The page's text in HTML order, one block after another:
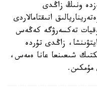
ونىڭ زاڭدى
انىقتامالاردى
تەكسەرۋگە كەڭەس
زاڭدى تۇردە
شىعىنعا عانا ەمەس،
مۇمكىن.